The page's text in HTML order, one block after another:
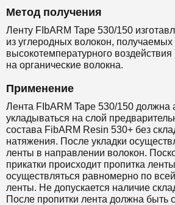
Метод получения
Ленту FIbARM Tape 530/150
из углеродных волокон, получаемых
высокотемпературного
на органические волокна.
Применение
Лента FIbARM Tape 530/150 должна
укладываться на слой
состава FibARM Resin 530+ без
натяжения. После укладки
ленты в направлении волокон.
прикатки происходит пропитка
осуществляться равномерно по
ленты. Не допускается наличие
После пропитки лента должна быть